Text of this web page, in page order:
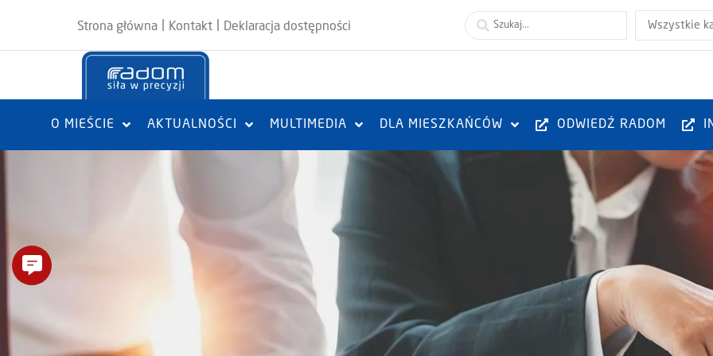
Strona główna Kontakt Deklaracja dostępności Wszystkie
O MIEŚCIE AKTUALNOŚCI MULTIMEDIA DLA MIESZKAŃCÓW ODWIEDŹ RADOM